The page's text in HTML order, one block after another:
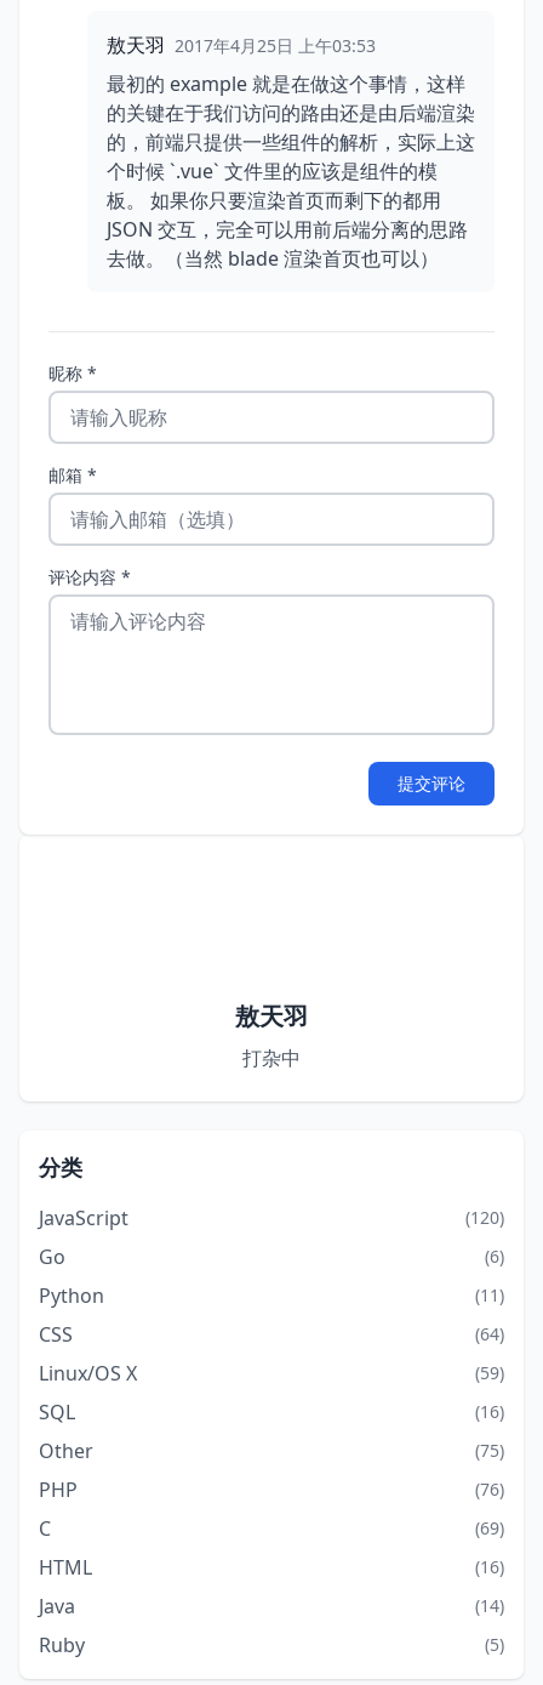
敖天羽 2017年4月25日 上午03:53
最初的 example 就是在做这个事情，这样
的关键在于我们访问的路由还是由后端渲染
的，前端只提供一些组件的解析，实际上这
个时候 `.vue` 文件里的应该是组件的模
板。 如果你只要渲染首页而剩下的都用
JSON 交互，完全可以用前后端分离的思路
去做。（当然 blade 渲染首页也可以）
昵称 *
邮箱 *
评论内容 *
提交评论
敖天羽
打杂中
分类
JavaScript (120)
Go (6)
Python (11)
CSS (64)
Linux/OS X (59)
SQL (16)
Other (75)
PHP (76)
C (69)
HTML (16)
Java (14)
Ruby (5)